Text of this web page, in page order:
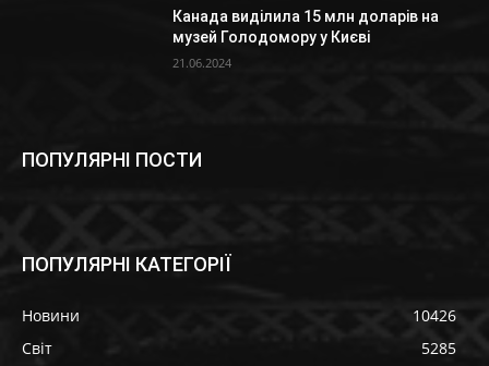
Канада виділила 15 млн доларів на
музей Голодомору у Києві
21.06.2024
ПОПУЛЯРНІ ПОСТИ
ПОПУЛЯРНІ КАТЕГОРІЇ
Новини
10426
Світ
5285